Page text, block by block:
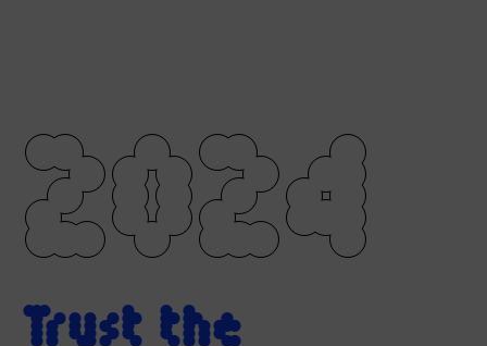
2024
Trust the